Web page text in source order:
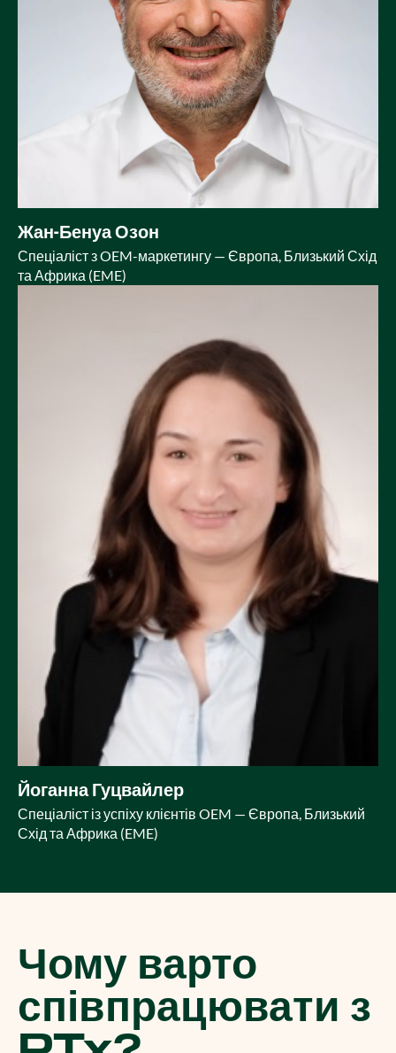
Жан-Бенуа Озон
Спеціаліст з OEM-маркетингу — Європа, Близький Схід
та Африка (EME)
Йоганна Гуцвайлер
Спеціаліст із успіху клієнтів OEM — Європа, Близький
Схід та Африка (EME)
Чому варто
співпрацювати з